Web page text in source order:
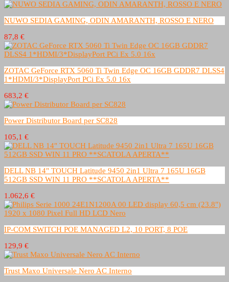
NUWO SEDIA GAMING, ODIN AMARANTH, ROSSO E NERO
87,8 €
ZOTAC GeForce RTX 5060 Ti Twin Edge OC 16GB GDDR7 DLSS4
1*HDMI/3*DisplayPort PCi Ex 5.0 16x
683,2 €
Power Distributor Board per SC828
105,1 €
DELL NB 14" TOUCH Latitude 9450 2in1 Ultra 7 165U 16GB
512GB SSD WIN 11 PRO **SCATOLA APERTA**
1.062,6 €
IP-COM SWITCH POE MANAGED L2, 10 PORT, 8 POE
129,9 €
Trust Maxo Universale Nero AC Interno